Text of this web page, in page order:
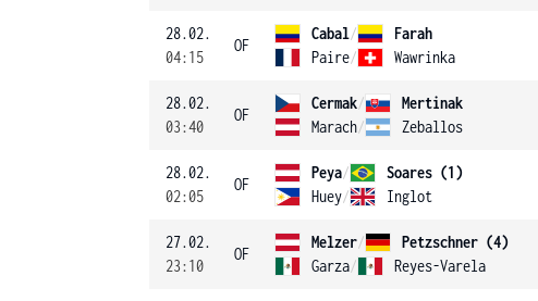
28.02.
04:15
OF
Cabal/
Farah
Paire/ Wawrinka
28.02.
03:40
OF
Cermak/
Mertinak
Marach/ Zeballos
28.02.
02:05
OF
Peya/
Soares (1)
Huey/ Inglot
27.02.
23:10
OF
Melzer/
Petzschner (4)
Garza/ Reyes-Varela